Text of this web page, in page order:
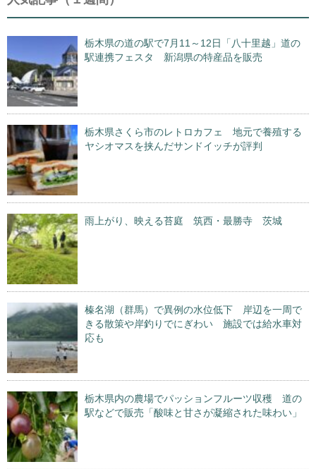
栃木県の道の駅で7月11～12日「八十里越」道の
駅連携フェスタ 新潟県の特産品を販売
栃木県さくら市のレトロカフェ 地元で養殖する
ヤシオマスを挟んだサンドイッチが評判
雨上がり、映える苔庭 筑西・最勝寺 茨城
榛名湖（群馬）で異例の水位低下 岸辺を一周で
きる散策や岸釣りでにぎわい 施設では給水車対
応も
栃木県内の農場でパッションフルーツ収穫 道の
駅などで販売「酸味と甘さが凝縮された味わい」